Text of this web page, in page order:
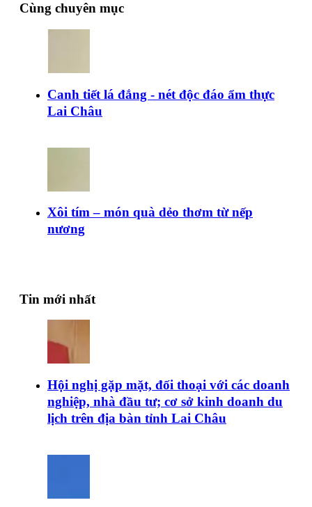
Cùng chuyên mục
Canh tiết lá đắng - nét độc đáo ẩm thực
Lai Châu
Xôi tím – món quà dẻo thơm từ nếp
nương
Tin mới nhất
Hội nghị gặp mặt, đối thoại với các doanh
nghiệp, nhà đầu tư; cơ sở kinh doanh du
lịch trên địa bàn tỉnh Lai Châu